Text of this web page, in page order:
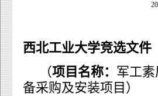
西北工业大学竞选文件
（项目名称： 军工
备采购及安装项目）